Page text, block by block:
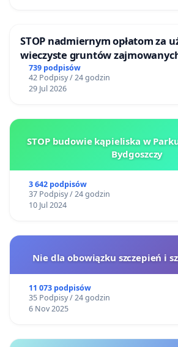
STOP nadmiernym opłatom za
wieczyste gruntów
ogrody działkowe.
739 podpisów
42 Podpisy / 24 godzin
29 Jul 2026
STOP budowie kąpieliska w
Bydgoszczy
3 642 podpisów
37 Podpisy / 24 godzin
10 Jul 2024
Nie dla obowiązku szczepień i
11 073 podpisów
35 Podpisy / 24 godzin
6 Nov 2025